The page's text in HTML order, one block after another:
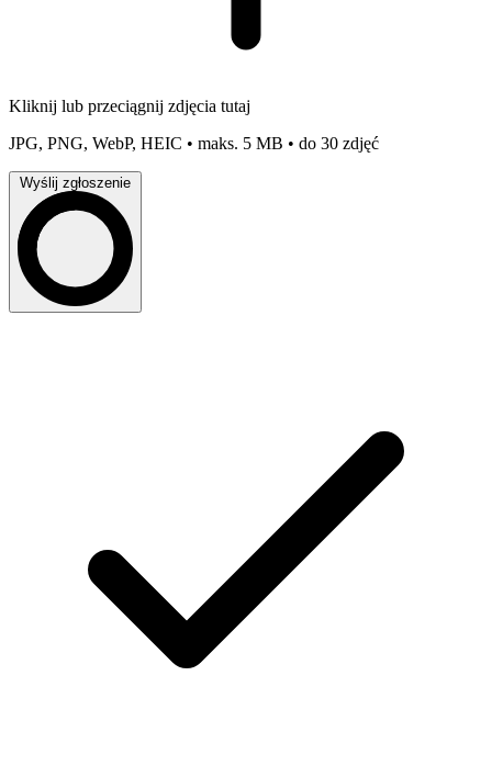
Kliknij lub przeciągnij zdjęcia tutaj
JPG, PNG, WebP, HEIC • maks. 5 MB • do 30 zdjęć
Wyślij zgłoszenie